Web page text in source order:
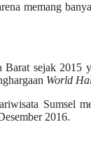
memang
sejak 2015
World
Sumsel
2016.